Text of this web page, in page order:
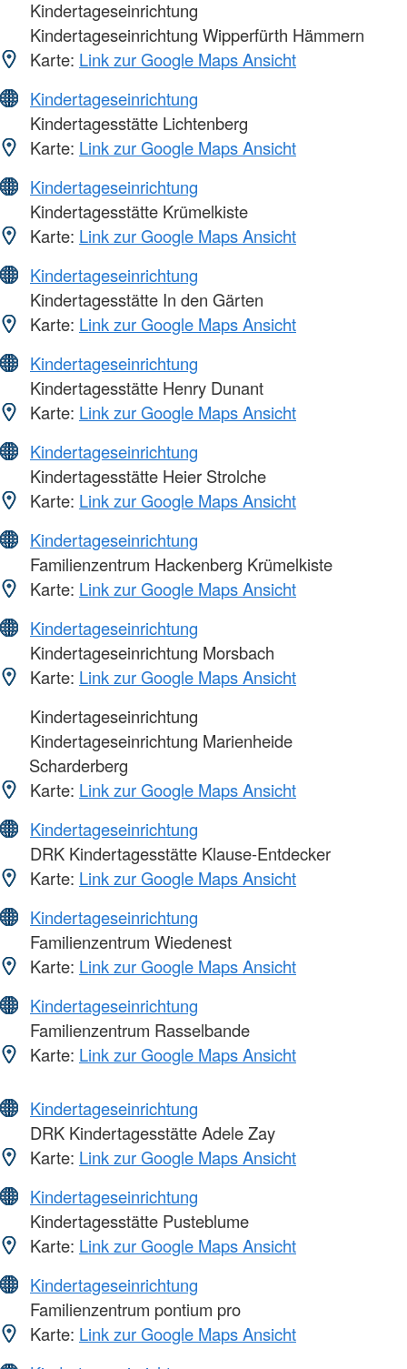
Kindertageseinrichtung
Kindertageseinrichtung Wipperfürth Hämmern
Karte: Link zur Google Maps Ansicht
Kindertageseinrichtung
Kindertagesstätte Lichtenberg
Karte: Link zur Google Maps Ansicht
Kindertageseinrichtung
Kindertagesstätte Krümelkiste
Karte: Link zur Google Maps Ansicht
Kindertageseinrichtung
Kindertagesstätte In den Gärten
Karte: Link zur Google Maps Ansicht
Kindertageseinrichtung
Kindertagesstätte Henry Dunant
Karte: Link zur Google Maps Ansicht
Kindertageseinrichtung
Kindertagesstätte Heier Strolche
Karte: Link zur Google Maps Ansicht
Kindertageseinrichtung
Familienzentrum Hackenberg Krümelkiste
Karte: Link zur Google Maps Ansicht
Kindertageseinrichtung
Kindertageseinrichtung Morsbach
Karte: Link zur Google Maps Ansicht
Kindertageseinrichtung
Kindertageseinrichtung Marienheide
Scharderberg
Karte: Link zur Google Maps Ansicht
Kindertageseinrichtung
DRK Kindertagesstätte Klause-Entdecker
Karte: Link zur Google Maps Ansicht
Kindertageseinrichtung
Familienzentrum Wiedenest
Karte: Link zur Google Maps Ansicht
Kindertageseinrichtung
Familienzentrum Rasselbande
Karte: Link zur Google Maps Ansicht
Kindertageseinrichtung
DRK Kindertagesstätte Adele Zay
Karte: Link zur Google Maps Ansicht
Kindertageseinrichtung
Kindertagesstätte Pusteblume
Karte: Link zur Google Maps Ansicht
Kindertageseinrichtung
Familienzentrum pontium pro
Karte: Link zur Google Maps Ansicht